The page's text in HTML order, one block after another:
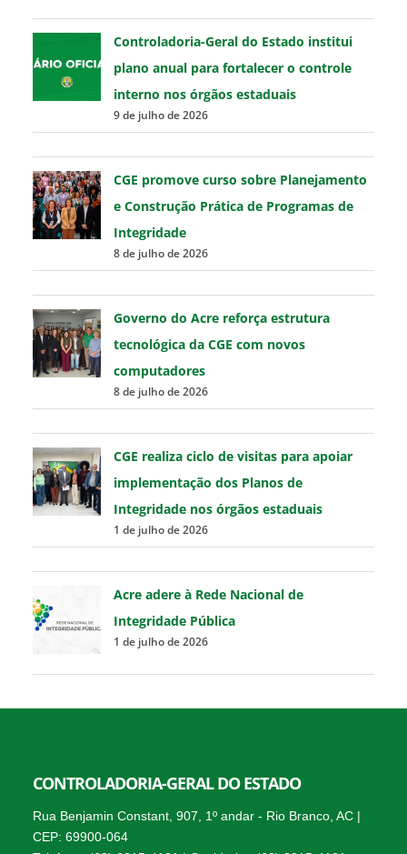
Controladoria-Geral do Estado institui
plano anual para fortalecer o controle
interno nos órgãos estaduais
9 de julho de 2026
CGE promove curso sobre Planejamento
e Construção Prática de Programas de
Integridade
8 de julho de 2026
Governo do Acre reforça estrutura
tecnológica da CGE com novos
computadores
8 de julho de 2026
CGE realiza ciclo de visitas para apoiar
implementação dos Planos de
Integridade nos órgãos estaduais
1 de julho de 2026
Acre adere à Rede Nacional de
Integridade Pública
1 de julho de 2026
CONTROLADORIA-GERAL DO ESTADO
Rua Benjamin Constant, 907, 1º andar - Rio Branco, AC |
CEP: 69900-064